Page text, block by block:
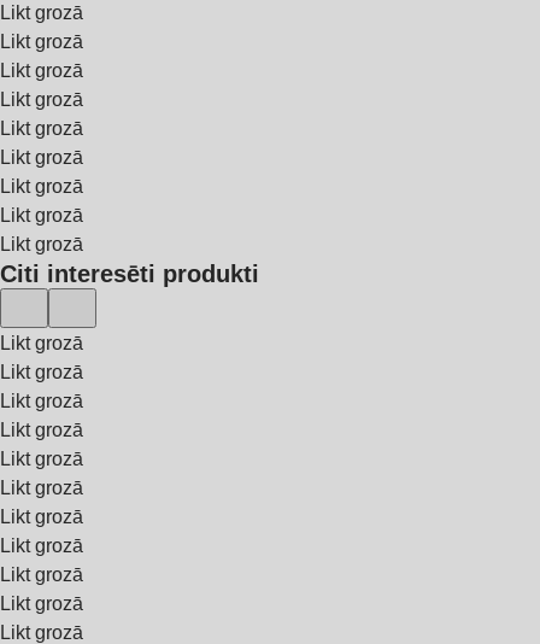
Likt grozā
Likt grozā
Likt grozā
Likt grozā
Likt grozā
Likt grozā
Likt grozā
Likt grozā
Likt grozā
Citi interesēti produkti
Likt grozā
Likt grozā
Likt grozā
Likt grozā
Likt grozā
Likt grozā
Likt grozā
Likt grozā
Likt grozā
Likt grozā
Likt grozā